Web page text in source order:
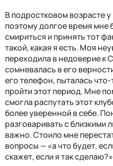
В подростковом возрасте
поэтому долгое время
смириться и принять тот
такой, какая я есть. Моя
переходила в недоверие к
сомневалась в его
его телефон, пыталась
пройти этот период. Мне
смогла распутать этот
более уверенной в себе.
разговаривать с близкими
важно. Стоило мне
вопросы — «а что будет,
скажет, если я так